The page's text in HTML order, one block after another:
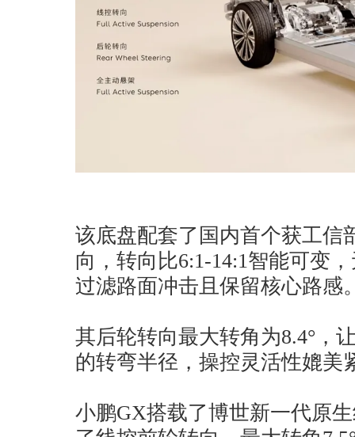
该底盘配套了国内首个获工信
向，转向比6:1-14:1智能可变
过滤路面冲击且保留核心路感
其后轮转向最大转角为8.4°，
的转弯半径，操控灵活性媲美
小鹏GX搭载了博世新一代原